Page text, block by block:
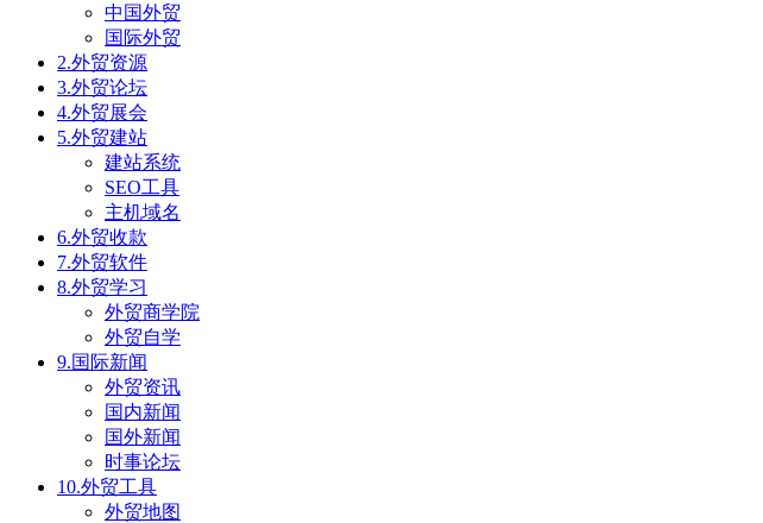
中国外贸
国际外贸
2.外贸资源
3.外贸论坛
4.外贸展会
5.外贸建站
建站系统
SEO工具
主机域名
6.外贸收款
7.外贸软件
8.外贸学习
外贸商学院
外贸自学
9.国际新闻
外贸资讯
国内新闻
国外新闻
时事论坛
10.外贸工具
外贸地图